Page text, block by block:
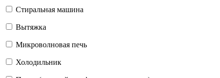
Стиральная машина
Вытяжка
Микроволновая печь
Холодильник